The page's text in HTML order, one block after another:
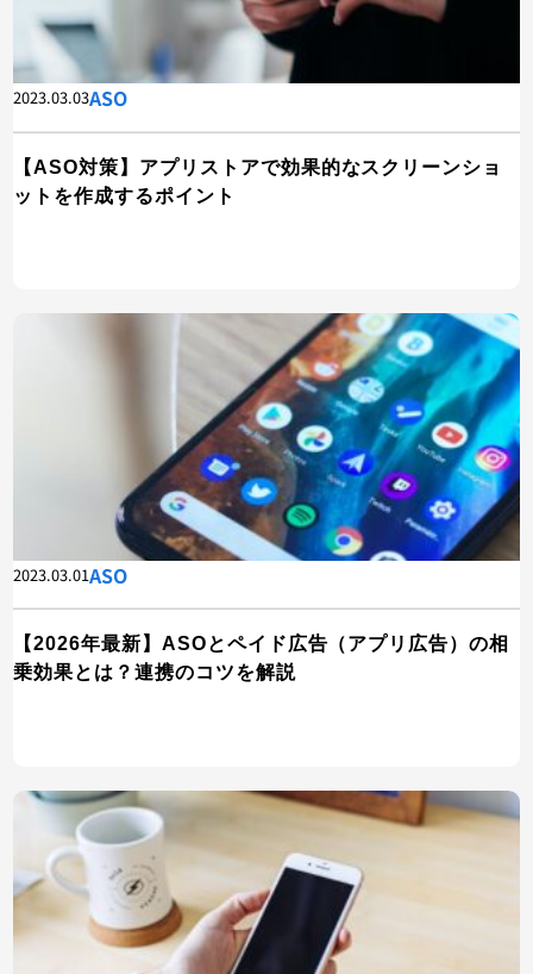
2023.03.03ASO
【ASO対策】アプリストアで効果的なスクリーンショ
ットを作成するポイント
2023.03.01ASO
【2026年最新】ASOとペイド広告（アプリ広告）の相
乗効果とは？連携のコツを解説